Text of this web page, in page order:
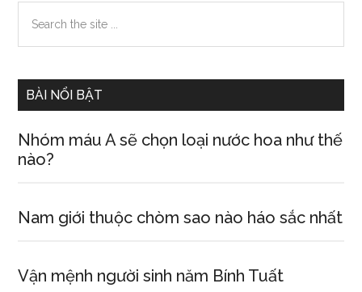
Primary
Sidebar
the
BÀI NỔI BẬT
Nhóm máu A sẽ chọn loại nước hoa như thế
nào?
Nam giới thuộc chòm sao nào háo sắc nhất
Vận mệnh người sinh năm Bính Tuất